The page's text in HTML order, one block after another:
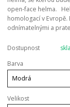
open-face helma.
homologací v Evropě.
odnímatelnými a
Dostupnost
Barva
Velikost